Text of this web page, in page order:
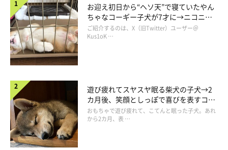
やる気スイッチが入ったことだし、夕方になって晴れ間も出てき
たので「お散歩行くよ」と声をかけたところ、「行きたいならひ
お迎え初日から“ヘソ天”で寝ていたやん
ちゃなコーギー子犬が7才に→ニコニ
コ“コーギースマイル”が魅力のコに成
長！
ご紹介するのは、X（旧Twitter）ユーザー＠
Kus1oK …
遊び疲れてスヤスヤ眠る柴犬の子犬→2
カ月後、笑顔としっぽで喜びを表すコに
成長！
おもちゃで遊び疲れて、こてんと眠った子犬。あれ
から2カ月、表 …